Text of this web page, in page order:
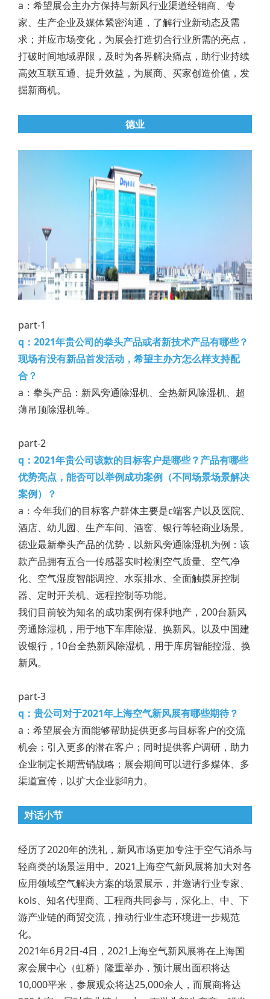
a：希望展会主办方保持与新风行业渠道经销商、专
家、生产企业及媒体紧密沟通，了解行业新动态及需
求；并应市场变化，为展会打造切合行业所需的亮点，
打破时间地域界限，及时为各界解决痛点，助行业持续
高效互联互通、提升效益，为展商、买家创造价值，发
掘新商机。
德业
part-1
q：2021年贵公司的拳头产品或者新技术产品有哪些？
现场有没有新品首发活动，希望主办方怎么样支持配
合？
a：拳头产品：新风旁通除湿机、全热新风除湿机、超
薄吊顶除湿机等。
part-2
q：2021年贵公司该款的目标客户是哪些？产品有哪些
优势亮点，能否可以举例成功案例（不同场景场景解决
案例）？
a：今年我们的目标客户群体主要是c端客户以及医院、
酒店、幼儿园、生产车间、酒窖、银行等轻商业场景。
德业最新拳头产品的优势，以新风旁通除湿机为例：该
款产品拥有五合一传感器实时检测空气质量、空气净
化、空气湿度智能调控、水泵排水、全面触摸屏控制
器、定时开关机、远程控制等功能。
我们目前较为知名的成功案例有保利地产，200台新风
旁通除湿机，用于地下车库除湿、换新风。以及中国建
设银行，10台全热新风除湿机，用于库房智能控湿、换
新风。
part-3
q：贵公司对于2021年上海空气新风展有哪些期待？
a：希望展会方面能够帮助提供更多与目标客户的交流
机会；引入更多的潜在客户；同时提供客户调研，助力
企业制定长期营销战略；展会期间可以进行多媒体、多
渠道宣传，以扩大企业影响力。
对话小节
经历了2020年的洗礼，新风市场更加专注于空气消杀与
轻商类的场景运用中。2021上海空气新风展将加大对各
应用领域空气解决方案的场景展示，并邀请行业专家、
kols、知名代理商、工程商共同参与，深化上、中、下
游产业链的商贸交流，推动行业生态环境进一步规范
化。
2021年6月2日-4日，2021上海空气新风展将在上海国
家会展中心（虹桥）隆重举办，预计展出面积将达
10,000平米，参展观众将达25,000余人，而展商将达